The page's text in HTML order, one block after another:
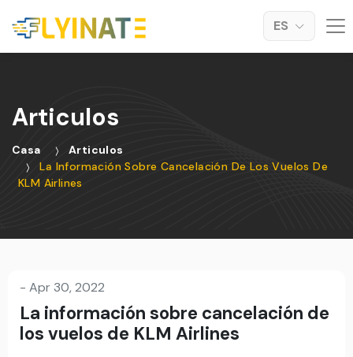
ES
Articulos
Casa
Articulos
La Información Sobre Cancelación De Los Vuelos De
KLM Airlines
- Apr 30, 2022
La información sobre cancelación de
los vuelos de KLM Airlines